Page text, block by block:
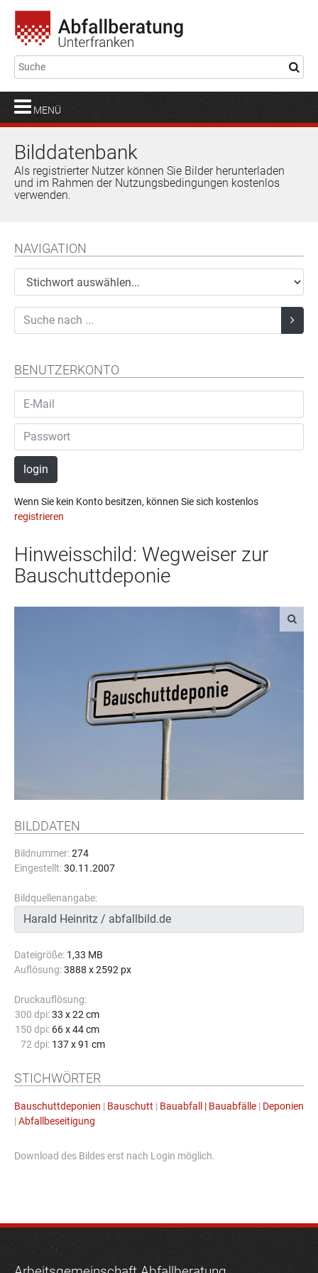
MENÜ
Bilddatenbank
Als registrierter Nutzer können Sie Bilder herunterladen
und im Rahmen der Nutzungsbedingungen kostenlos
verwenden.
NAVIGATION
BENUTZERKONTO
login
Wenn Sie kein Konto besitzen, können Sie sich kostenlos
registrieren
Hinweisschild: Wegweiser zur
Bauschuttdeponie
BILDDATEN
Bildnummer:274
Eingestellt:30.11.2007
Bildquellenangabe:
Dateigröße: 1,33 MB
Auflösung:3888 x 2592 px
Druckauflösung:
300 dpi: 33 x 22 cm
150 dpi: 66 x 44 cm
72 dpi: 137 x 91 cm
STICHWÖRTER
Bauschuttdeponien | Bauschutt | Bauabfall | Bauabfälle | Deponien
| Abfallbeseitigung
Download des Bildes erst nach Login möglich.